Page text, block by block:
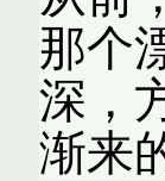
那个
深，
渐来